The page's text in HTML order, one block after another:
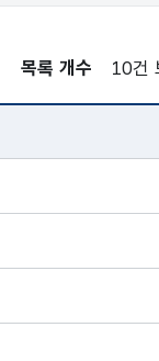
목록 개수